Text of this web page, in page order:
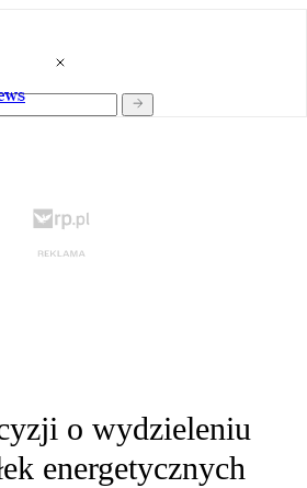
o wydzieleniu
energetycznych